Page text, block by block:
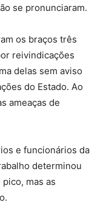
se pronunciaram.
os braços três
reivindicações
delas sem aviso
do Estado. Ao
ameaças de
e funcionários da
determinou
mas as